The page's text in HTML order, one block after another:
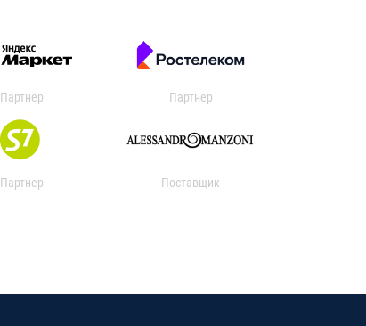
Партнер Партнер
Партнер Поставщик